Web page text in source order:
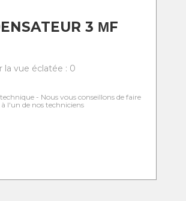
3 ΜF
la vue éclatée : 0
- Nous vous conseillons de faire
l'un de nos techniciens